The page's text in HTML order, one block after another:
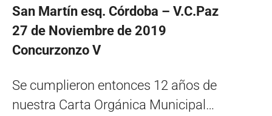
San Martín esq. Córdoba – V.C.Paz
27 de Noviembre de 2019
Concurzonzo V
Se cumplieron entonces 12 años de
nuestra Carta Orgánica Municipal…